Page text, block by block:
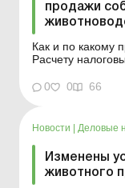
продажи
Как и по какому
Расчету
1–5, 15, 16 и 41
разовых продаж
0 0 66
Новости Деловые
Изменены
животного